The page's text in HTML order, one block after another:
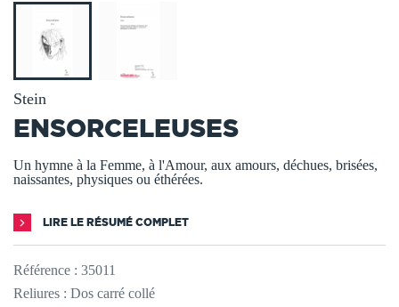
Stein
ENSORCELEUSES
Un hymne à la Femme, à l'Amour, aux amours, déchues, brisées,
naissantes, physiques ou éthérées.
LIRE LE RÉSUMÉ COMPLET
Référence : 35011
Reliures : Dos carré collé